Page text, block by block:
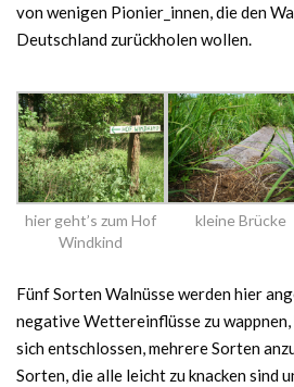
von wenigen Pionier_innen, die den
Deutschland zurückholen wollen.
hier geht’s zum Hof
Windkind
kleine Brücke
Fünf Sorten Walnüsse werden hier
negative Wettereinflüsse zu
sich entschlossen, mehrere Sorten
Sorten, die alle leicht zu knacken sind